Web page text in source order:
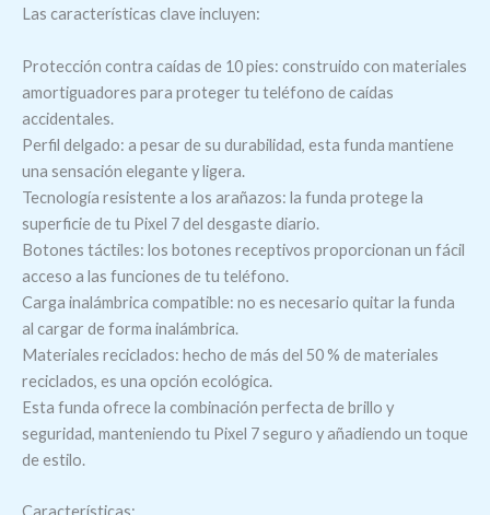
Las características clave incluyen:
Protección contra caídas de 10 pies: construido con materiales
amortiguadores para proteger tu teléfono de caídas
accidentales.
Perfil delgado: a pesar de su durabilidad, esta funda mantiene
una sensación elegante y ligera.
Tecnología resistente a los arañazos: la funda protege la
superficie de tu Pixel 7 del desgaste diario.
Botones táctiles: los botones receptivos proporcionan un fácil
acceso a las funciones de tu teléfono.
Carga inalámbrica compatible: no es necesario quitar la funda
al cargar de forma inalámbrica.
Materiales reciclados: hecho de más del 50 % de materiales
reciclados, es una opción ecológica.
Esta funda ofrece la combinación perfecta de brillo y
seguridad, manteniendo tu Pixel 7 seguro y añadiendo un toque
de estilo.